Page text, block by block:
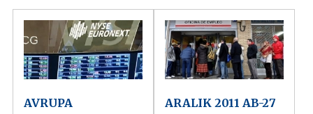
AVRUPA
ARALIK 2011 AB-27